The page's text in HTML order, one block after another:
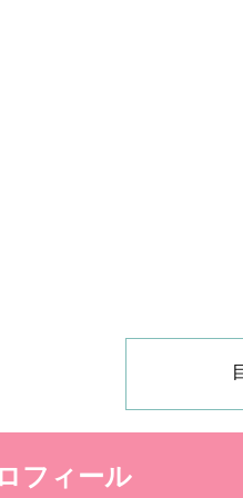
フィール